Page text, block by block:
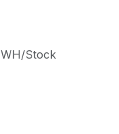
WH/Stock